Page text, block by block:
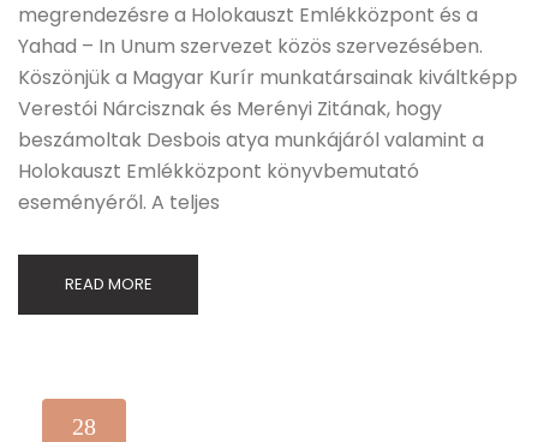
megrendezésre a Holokauszt Emlékközpont és a
Yahad – In Unum szervezet közös szervezésében.
Köszönjük a Magyar Kurír munkatársainak kiváltképp
Verestói Nárcisznak és Merényi Zitának, hogy
beszámoltak Desbois atya munkájáról valamint a
Holokauszt Emlékközpont könyvbemutató
eseményéről. A teljes
READ MORE
28